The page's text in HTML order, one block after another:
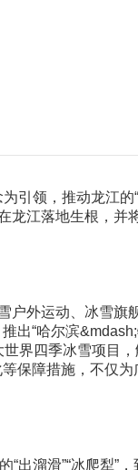
引领，推动龙江的
龙江落地生根，并
户外运动、冰雪旗
出“哈尔滨
界四季冰雪项目，
保障措施，不仅
出溜滑”“冰爬犁”